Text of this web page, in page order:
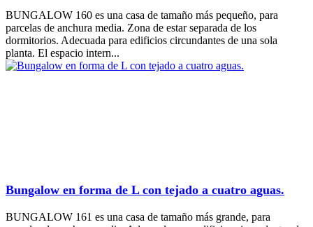
BUNGALOW 160 es una casa de tamaño más pequeño, para
parcelas de anchura media. Zona de estar separada de los
dormitorios. Adecuada para edificios circundantes de una sola
planta. El espacio intern...
Bungalow en forma de L con tejado a cuatro aguas.
BUNGALOW 161 es una casa de tamaño más grande, para